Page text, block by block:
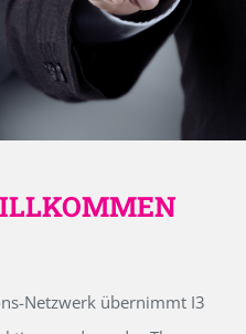
Netzwerk übernimmt I3